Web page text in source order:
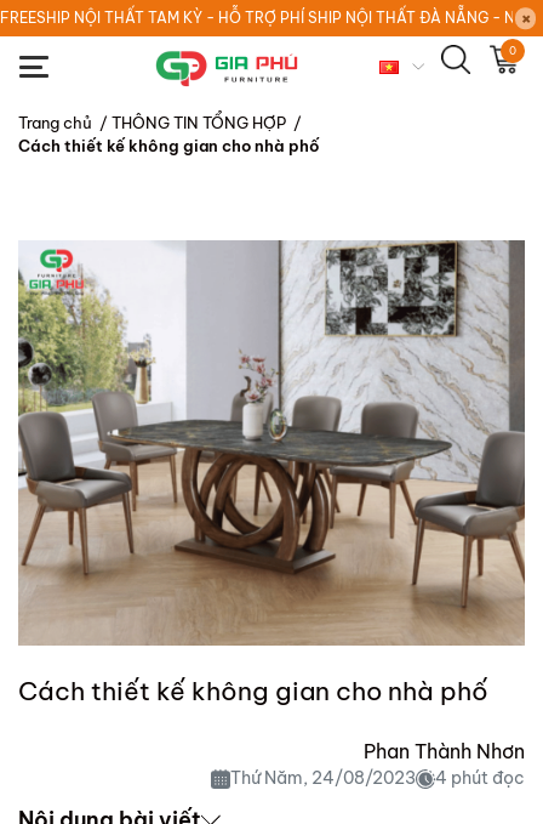
FREESHIP NỘI THẤT TAM KỲ - HỖ TRỢ PHÍ SHIP NỘI THẤT ĐÀ NẴNG - NỘI
0
Trang chủ / THÔNG TIN TỔNG HỢP /
Cách thiết kế không gian cho nhà phố
Cách thiết kế không gian cho nhà phố
Phan Thành Nhơn
Thứ Năm, 24/08/2023 4 phút đọc